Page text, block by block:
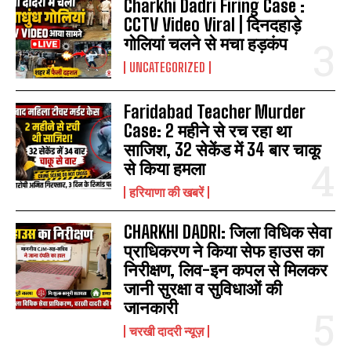
Charkhi Dadri Firing Case :
CCTV Video Viral | दिनदहाड़े
गोलियां चलने से मचा हड़कंप
UNCATEGORIZED
Faridabad Teacher Murder
Case: 2 महीने से रच रहा था
साजिश, 32 सेकेंड में 34 बार चाकू
से किया हमला
हरियाणा की खबरें
CHARKHI DADRI: जिला विधिक सेवा
प्राधिकरण ने किया सेफ हाउस का
निरीक्षण, लिव-इन कपल से मिलकर
जानी सुरक्षा व सुविधाओं की
जानकारी
चरखी दादरी न्यूज़